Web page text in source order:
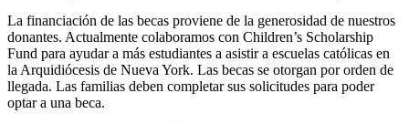
La financiación de las becas proviene de la generosidad de nuestros
donantes. Actualmente colaboramos con Children’s Scholarship
Fund para ayudar a más estudiantes a asistir a escuelas católicas en
la Arquidiócesis de Nueva York. Las becas se otorgan por orden de
llegada. Las familias deben completar sus solicitudes para poder
optar a una beca.